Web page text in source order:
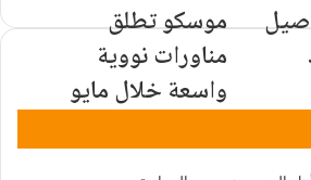
موسكو تطلق
مناورات نووية
واسعة خلال مايو